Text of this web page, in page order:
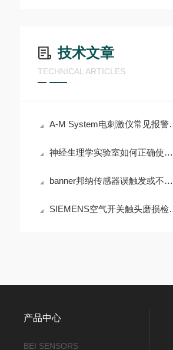
技术文章
TECHNICAL ARTICLES
A-M System电刺激仪常见报警代码及输出异常处理
神经生理学实验室如何正确使用Grass电刺激仪进行组织刺激
banner邦纳传感器误触发或不响应的诊断步骤
SIEMENS空气开关触头磨损检查与更换标准
产品中心
BEI SENSORS